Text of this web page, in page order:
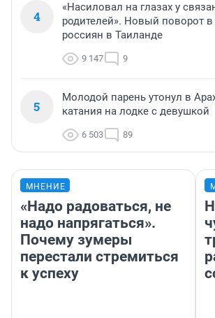
4
«Насиловал на глазах у
родителей». Новый поворот в
россиян в Таиланде
9 147 9
5
Молодой парень утонул в
катания на лодке с девушкой
6 503 89
МНЕНИЕ
«Надо радоваться, не
надо напрягаться».
Почему зумеры
перестали стремиться
к успеху